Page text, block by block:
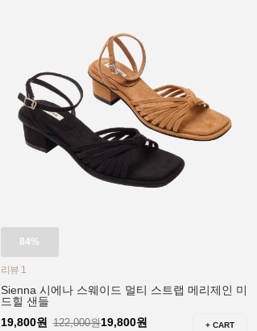
84%
리뷰 1
Sienna 시에나 스웨이드 멀티 스트랩 메리제인 미
드힐 샌들
19,800원
122,000원19,800원 + CART